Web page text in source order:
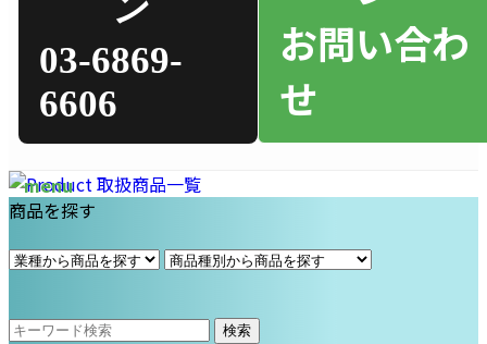
03-6869-
6606
お問い合わ
せ
商品を探す
検索